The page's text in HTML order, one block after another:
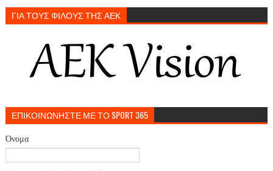
ΓΙΑ ΤΟΥΣ ΦΙΛΟΥΣ ΤΗΣ ΑΕΚ
ΕΠΙΚΟΙΝΩΝΗΣΤΕ ΜΕ ΤΟ SPORT 365
Όνομα